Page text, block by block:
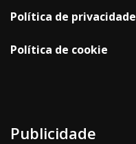
Política de privacidade
Política de cookie
Publicidade